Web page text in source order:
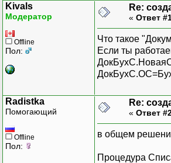
Kivals
Модератор
Offline
Пол:
Re:
« Ответ
Что такое
Если ты
Radistka
Помогающий
Offline
Пол:
Re:
« Ответ
в общем
Процедура